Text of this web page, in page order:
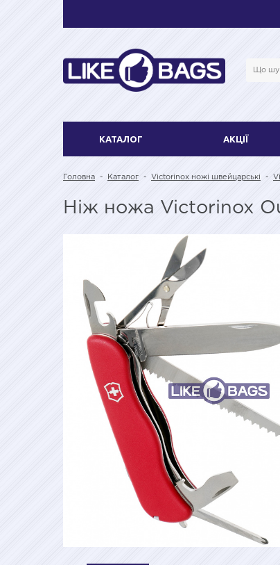
КАТАЛОГ АКЦІЇ
Головна - Каталог - Victorinox ножі швейцарські -
Ніж ножа Victorinox